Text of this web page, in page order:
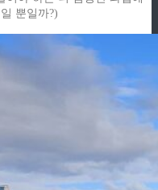
뿐일까?)